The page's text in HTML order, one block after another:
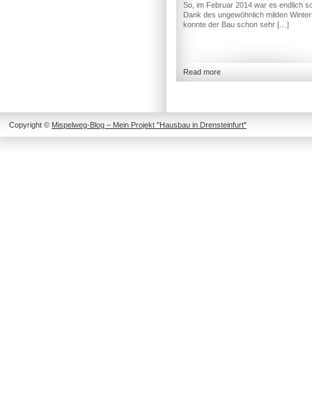
So, im Februar 2014 war es endlich
Dank des ungewöhnlich milden
konnte der Bau schon sehr […]
Read more
Copyright © Mispelweg-Blog – Mein Projekt "Hausbau in Drensteinfurt"